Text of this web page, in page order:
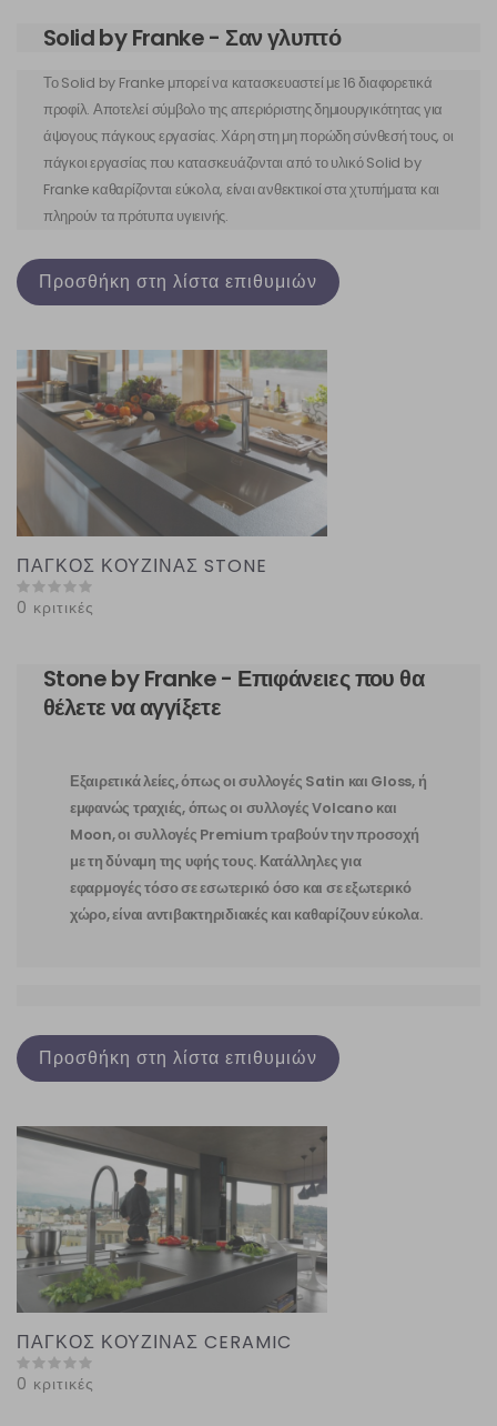
Solid by Franke - Σαν γλυπτό
Το Solid by Franke μπορεί να κατασκευαστεί με 16 διαφορετικά
προφίλ. Αποτελεί σύμβολο της απεριόριστης δημιουργικότητας για
άψογους πάγκους εργασίας. Χάρη στη μη πορώδη σύνθεσή τους, οι
πάγκοι εργασίας που κατασκευάζονται από το υλικό Solid by
Franke καθαρίζονται εύκολα, είναι ανθεκτικοί στα χτυπήματα και
πληρούν τα πρότυπα υγιεινής.
Προσθήκη στη λίστα επιθυμιών
ΠΑΓΚΟΣ ΚΟΥΖΙΝΑΣ STONE
0 κριτικές
Stone by Franke - Επιφάνειες που θα
θέλετε να αγγίξετε
Εξαιρετικά λείες, όπως οι συλλογές Satin και Gloss, ή
εμφανώς τραχιές, όπως οι συλλογές Volcano και
Moon, οι συλλογές Premium τραβούν την προσοχή
με τη δύναμη της υφής τους. Κατάλληλες για
εφαρμογές τόσο σε εσωτερικό όσο και σε εξωτερικό
χώρο, είναι αντιβακτηριδιακές και καθαρίζουν εύκολα.
Προσθήκη στη λίστα επιθυμιών
ΠΑΓΚΟΣ ΚΟΥΖΙΝΑΣ CERAMIC
0 κριτικές